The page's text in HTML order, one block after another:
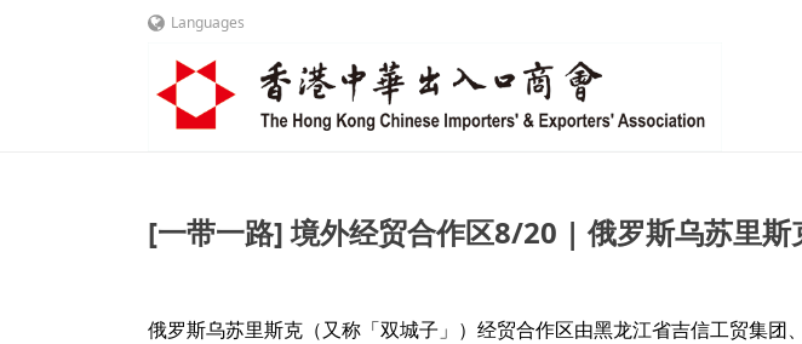
Languages
[一带一路] 境外经贸合作区8/20 | 俄罗斯乌苏里斯
俄罗斯乌苏里斯克（又称「双城子」）经贸合作区由黑龙江省吉信工贸集